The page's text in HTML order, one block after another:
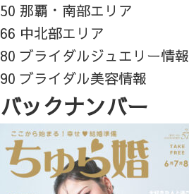
50 那覇・南部エリア
66 中北部エリア
80 ブライダルジュエリー情報
90 ブライダル美容情報
バックナンバー